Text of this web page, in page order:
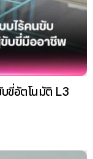
ขี่อัตโนมัติ L3